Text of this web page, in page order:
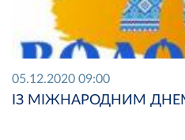
05.12.2020 09:00
ІЗ МІЖНАРОДНИМ